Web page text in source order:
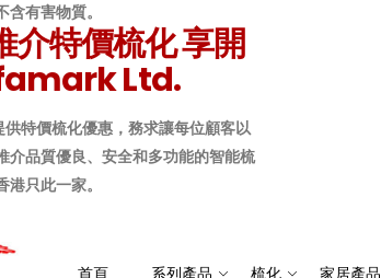
有害物質。
介特價梳化 享開
Ltd.
特價梳化優惠，務求讓每位顧客以
介品質優良、安全和多功能的智能梳
只此一家。
首頁 系列產品 梳化 家居產品